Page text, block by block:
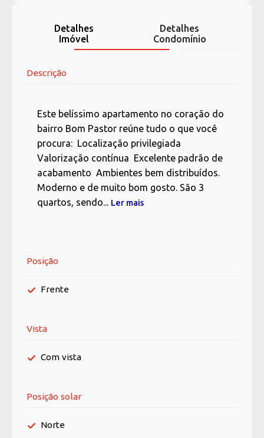
Detalhes
Imóvel
Detalhes
Condomínio
Descrição
Este belíssimo apartamento no coração do
bairro Bom Pastor reúne tudo o que você
procura: Localização privilegiada
Valorização contínua Excelente padrão de
acabamento Ambientes bem distribuídos.
Moderno e de muito bom gosto. São 3
quartos, sendo... Ler mais
Posição
Frente
Vista
Com vista
Posição solar
Norte